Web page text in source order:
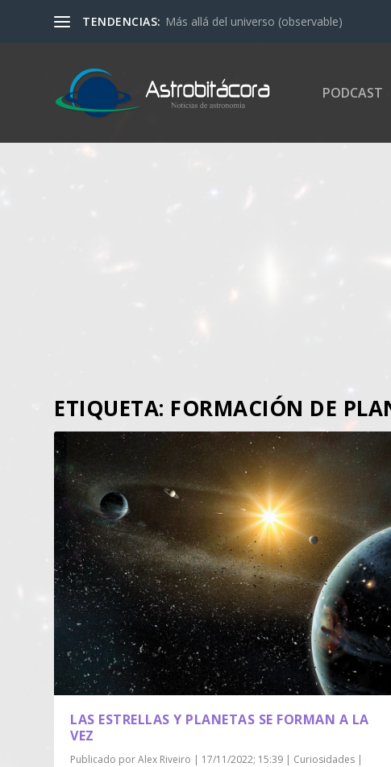
TENDENCIAS: Más allá del universo (observable)
PODCAST
ETIQUETA: FORMACIÓN DE
LAS ESTRELLAS Y PLANETAS SE FORMAN A LA
VEZ
Publicado porAlex Riveiro | 17/11/2022; 15:39 | Curiosidades |